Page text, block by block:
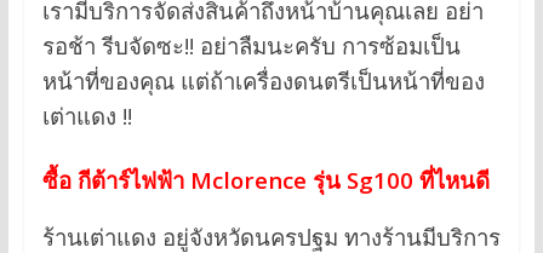
เรามีบริการจัดส่งสินค้าถึงหน้าบ้านคุณเลย อย่า
รอช้า รีบจัดซะ!! อย่าลืมนะครับ การซ้อมเป็น
หน้าที่ของคุณ แต่ถ้าเครื่องดนตรีเป็นหน้าที่ของ
เต่าแดง !!
ซื้อ กีต้าร์ไฟฟ้า Mclorence รุ่น Sg100 ที่ไหนดี
ร้านเต่าแดง อยู่จังหวัดนครปฐม ทางร้านมีบริการ